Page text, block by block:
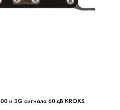
и 3G сигнала 60 дБ KROKS